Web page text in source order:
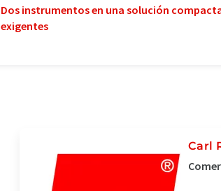
Dos instrumentos en una solución
exigentes
Carl